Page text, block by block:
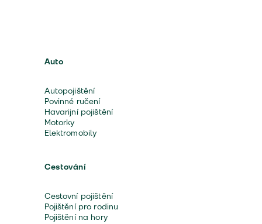
Auto
Autopojištění
Povinné ručení
Havarijní pojištění
Motorky
Elektromobily
Cestování
Cestovní pojištění
Pojištění pro rodinu
Pojištění na hory